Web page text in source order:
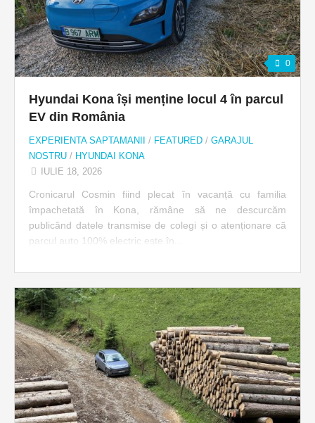
0
Hyundai Kona își menține locul 4 în parcul
EV din România
EXPERIENTA SAPTAMANII / FEATURED / GARAJUL
NOSTRU / HYUNDAI KONA
IULIE 18, 2026
Cronicarul Cosmin fiind plecat în vacanță cu familia
împachetată în Kona, rămâne să ne descurcăm
publicând datele transmise de colegi și o atenționare că
parcul auto 100% electric este în...